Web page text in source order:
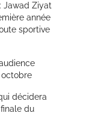
Jawad Ziyat
année
sportive
octobre
décidera
du